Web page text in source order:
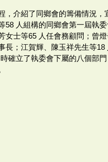
，介紹了同鄉會的籌備情況
58 人組構的同鄉會第一屆執
女士等65 人任會務顧問；曾
長；江賀輝、陳玉祥先生等
確立了執委會下屬的八個部